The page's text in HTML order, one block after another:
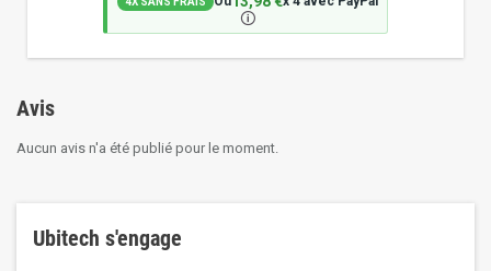
🛈
Avis
Aucun avis n'a été publié pour le moment.
Ubitech s'engage